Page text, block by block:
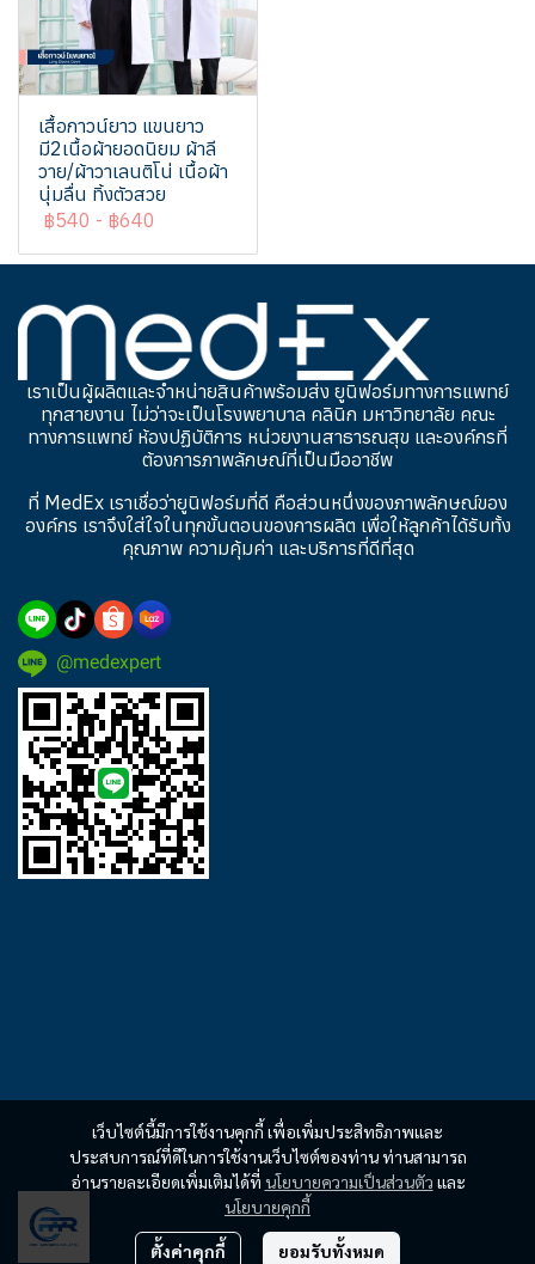
เสื้อกาวน์ยาว แขนยาว
มี2เนื้อผ้ายอดนิยม ผ้าลี
วาย/ผ้าวาเลนติโน่ เนื้อผ้า
นุ่มลื่น ทิ้งตัวสวย
฿540 - ฿640
เว็บไซต์นี้มีการใช้งานคุกกี้ เพื่อเพิ่มประสิทธิภาพและ
ประสบการณ์ที่ดีในการใช้งานเว็บไซต์ของท่าน ท่านสามารถ
อ่านรายละเอียดเพิ่มเติมได้ที่ นโยบายความเป็นส่วนตัว และ
นโยบายคุกกี้
ตั้งค่าคุกกี้ ยอมรับทั้งหมด
เราเป็นผู้ผลิตและจำหน่ายสินค้าพร้อมส่ง ยูนิฟอร์มทางการแพทย์
ทุกสายงาน ไม่ว่าจะเป็นโรงพยาบาล คลินิก มหาวิทยาลัย คณะ
ทางการแพทย์ ห้องปฏิบัติการ หน่วยงานสาธารณสุข และองค์กรที่
ต้องการภาพลักษณ์ที่เป็นมืออาชีพ
ที่ MedEx เราเชื่อว่ายูนิฟอร์มที่ดี คือส่วนหนึ่งของภาพลักษณ์ของ
องค์กร เราจึงใส่ใจในทุกขั้นตอนของการผลิต เพื่อให้ลูกค้าได้รับทั้ง
คุณภาพ ความคุ้มค่า และบริการที่ดีที่สุด
@medexpert